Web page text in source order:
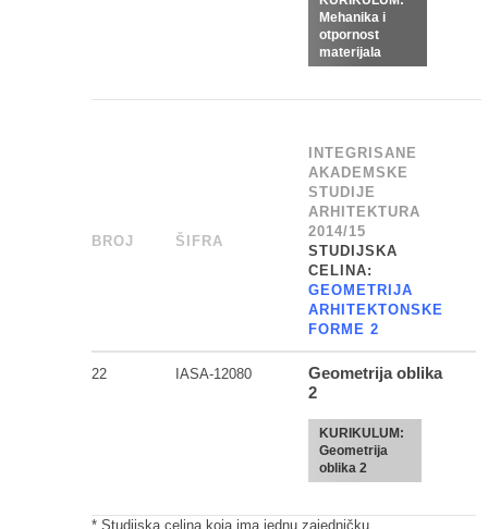
Mehanika i
otpornost
materijala
BROJ ŠIFRA
INTEGRISANE
AKADEMSKE
STUDIJE
ARHITEKTURA
2014/15
STUDIJSKA
CELINA:
GEOMETRIJA
ARHITEKTONSKE
FORME 2
22 IASA-12080
Geometrija oblika
2
KURIKULUM:
Geometrija
oblika 2
* Studijska celina koja ima jednu zajedničku